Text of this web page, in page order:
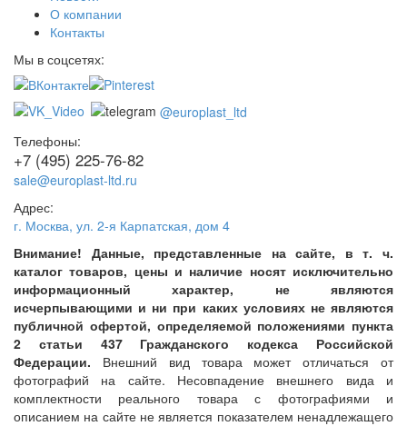
О компании
Контакты
Мы в соцсетях:
@europlast_ltd
Телефоны:
+7 (495) 225-76-82
sale@europlast-ltd.ru
Адрес:
г. Москва, ул. 2-я Карпатская, дом 4
Внимание! Данные, представленные на сайте, в т. ч.
каталог товаров, цены и наличие носят исключительно
информационный характер, не являются
исчерпывающими и ни при каких условиях не являются
публичной офертой, определяемой положениями пункта
2 статьи 437 Гражданского кодекса Российской
Федерации. Внешний вид товара может отличаться от
фотографий на сайте. Несовпадение внешнего вида и
комплектности реального товара с фотографиями и
описанием на сайте не является показателем ненадлежащего